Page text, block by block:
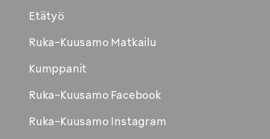
Etätyö
Ruka-Kuusamo Matkailu
Kumppanit
Ruka-Kuusamo Facebook
Ruka-Kuusamo Instagram